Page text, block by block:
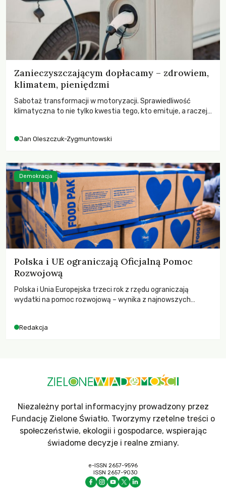
Zanieczyszczającym dopłacamy – zdrowiem,
klimatem, pieniędzmi
Sabotaż transformacji w motoryzacji. Sprawiedliwość
klimatyczna to nie tylko kwestia tego, kto emituje, a raczej
Jan Oleszczuk-Zygmuntowski
Polska i UE ograniczają Oficjalną Pomoc
Rozwojową
Polska i Unia Europejska trzeci rok z rzędu ograniczają
wydatki na pomoc rozwojową – wynika z najnowszych
odnotowano największe tąpnięcie ODA w historii. Jakie będą
Redakcja
Demokracja
Niezależny portal informacyjny prowadzony przez
Fundację Zielone Światło. Tworzymy rzetelne treści o
społeczeństwie, ekologii i gospodarce, wspierając
świadome decyzje i realne zmiany.
e-ISSN 2657-9596
ISSN 2657-9030